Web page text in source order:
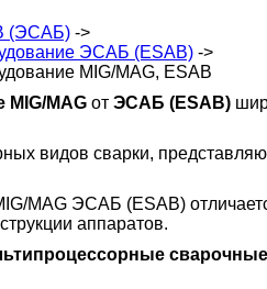
(ЭСАБ) ->
ЭСАБ (ESAB) ->
MIG/MAG, ESAB
MAG от ЭСАБ (ESAB)
видов сварки,
MAG ЭСАБ (ESAB)
аппаратов.